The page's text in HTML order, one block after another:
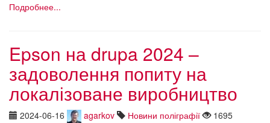
Подробнее...
Epson на drupa 2024 –
задоволення попиту на
локалізоване виробництво
2024-06-16 agarkov Новини поліграфії
1695